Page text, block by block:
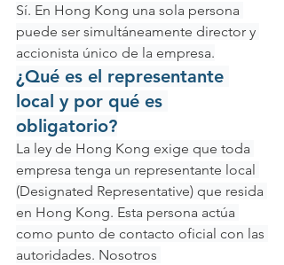
Sí. En Hong Kong una sola persona
puede ser simultáneamente director y
accionista único de la empresa.
¿Qué es el representante
local y por qué es
obligatorio?
La ley de Hong Kong exige que toda
empresa tenga un representante local
(Designated Representative) que resida
en Hong Kong. Esta persona actúa
como punto de contacto oficial con las
autoridades. Nosotros